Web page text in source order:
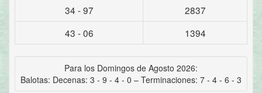
34 - 97
2837
43 - 06
1394
Para los Domingos de Agosto 2026:
Balotas: Decenas: 3 - 9 - 4 - 0 – Terminaciones: 7 - 4 - 6 - 3